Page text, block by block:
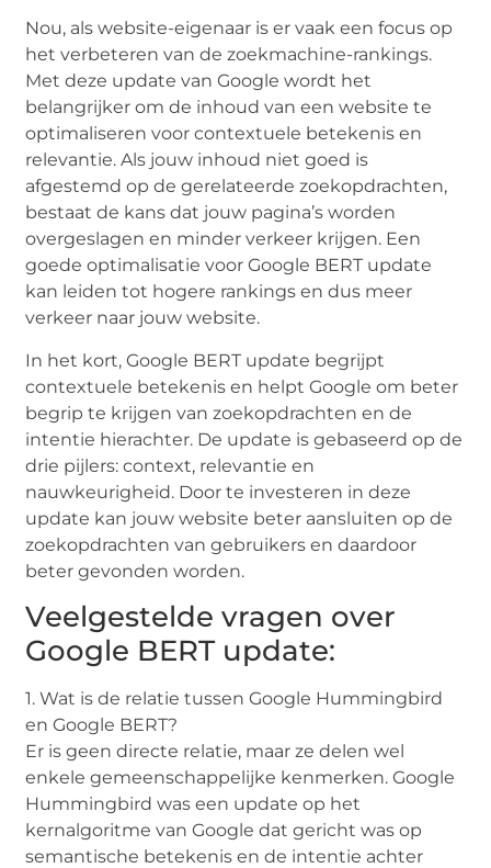
Nou, als website-eigenaar is er vaak een focus op
het verbeteren van de zoekmachine-rankings.
Met deze update van Google wordt het
belangrijker om de inhoud van een website te
optimaliseren voor contextuele betekenis en
relevantie. Als jouw inhoud niet goed is
afgestemd op de gerelateerde zoekopdrachten,
bestaat de kans dat jouw pagina’s worden
overgeslagen en minder verkeer krijgen. Een
goede optimalisatie voor Google BERT update
kan leiden tot hogere rankings en dus meer
verkeer naar jouw website.
In het kort, Google BERT update begrijpt
contextuele betekenis en helpt Google om beter
begrip te krijgen van zoekopdrachten en de
intentie hierachter. De update is gebaseerd op de
drie pijlers: context, relevantie en
nauwkeurigheid. Door te investeren in deze
update kan jouw website beter aansluiten op de
zoekopdrachten van gebruikers en daardoor
beter gevonden worden.
Veelgestelde vragen over
Google BERT update:
1. Wat is de relatie tussen Google Hummingbird
en Google BERT?
Er is geen directe relatie, maar ze delen wel
enkele gemeenschappelijke kenmerken. Google
Hummingbird was een update op het
kernalgoritme van Google dat gericht was op
semantische betekenis en de intentie achter